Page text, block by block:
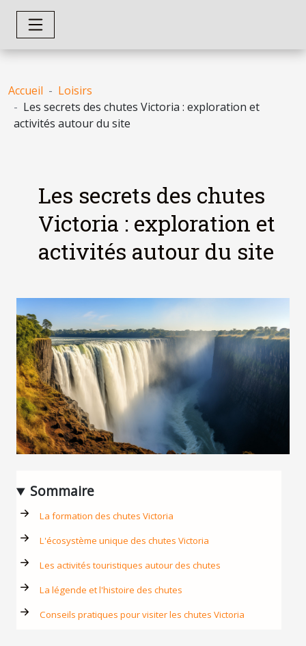
Accueil
Loisirs
Les secrets des chutes Victoria : exploration et
activités autour du site
Les secrets des chutes
Victoria : exploration et
activités autour du site
Sommaire
La formation des chutes Victoria
L'écosystème unique des chutes Victoria
Les activités touristiques autour des chutes
La légende et l'histoire des chutes
Conseils pratiques pour visiter les chutes Victoria